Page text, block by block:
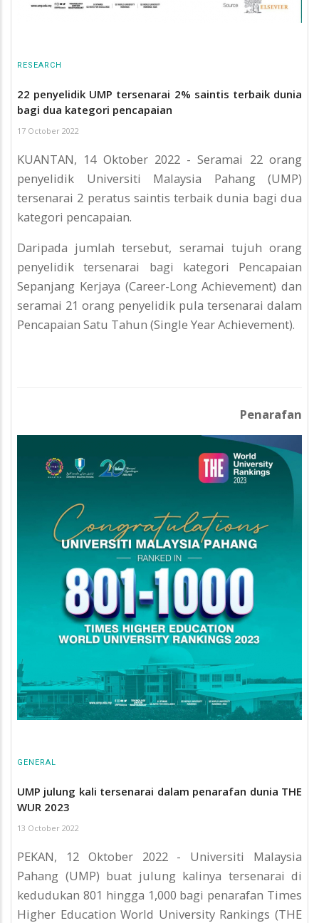
RESEARCH
22 penyelidik UMP tersenarai 2% saintis terbaik dunia
bagi dua kategori pencapaian
17 October 2022
KUANTAN, 14 Oktober 2022 - Seramai 22 orang
penyelidik Universiti Malaysia Pahang (UMP)
tersenarai 2 peratus saintis terbaik dunia bagi dua
kategori pencapaian.
Daripada jumlah tersebut, seramai tujuh orang
penyelidik tersenarai bagi kategori Pencapaian
Sepanjang Kerjaya (Career-Long Achievement) dan
seramai 21 orang penyelidik pula tersenarai dalam
Pencapaian Satu Tahun (Single Year Achievement).
Penarafan
GENERAL
UMP julung kali tersenarai dalam penarafan dunia THE
WUR 2023
13 October 2022
PEKAN, 12 Oktober 2022 - Universiti Malaysia
Pahang (UMP) buat julung kalinya tersenarai di
kedudukan 801 hingga 1,000 bagi penarafan Times
Higher Education World University Rankings (THE